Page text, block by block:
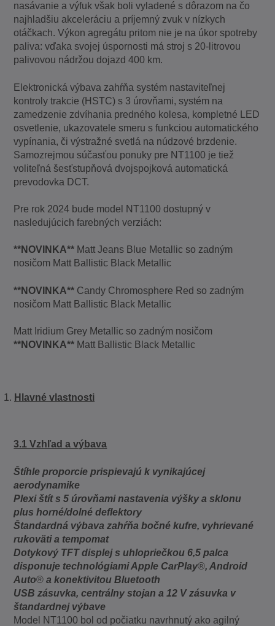
nasávanie a výfuk však boli vyladené s dôrazom na čo
najhladšiu akceleráciu a príjemný zvuk v nízkych
otáčkach. Výkon agregátu pritom nie je na úkor spotreby
paliva: vďaka svojej úspornosti má stroj s 20-litrovou
palivovou nádržou dojazd 400 km.
Elektronická výbava zahŕňa systém nastaviteľnej
kontroly trakcie (HSTC) s 3 úrovňami, systém na
zamedzenie zdvíhania predného kolesa, kompletné LED
osvetlenie, ukazovatele smeru s funkciou automatického
vypínania, či výstražné svetlá na núdzové brzdenie.
Samozrejmou súčasťou ponuky pre NT1100 je tiež
voliteľná šesťstupňová dvojspojková automatická
prevodovka DCT.
Pre rok 2024 bude model NT1100 dostupný v
nasledujúcich farebných verziách:
**NOVINKA** Matt Jeans Blue Metallic so zadným
nosičom Matt Ballistic Black Metallic
**NOVINKA** Candy Chromosphere Red so zadným
nosičom Matt Ballistic Black Metallic
Matt Iridium Grey Metallic so zadným nosičom
**NOVINKA** Matt Ballistic Black Metallic
Hlavné vlastnosti
3.1 Vzhľad a výbava
Štíhle proporcie prispievajú k vynikajúcej
aerodynamike
Plexi štít s 5 úrovňami nastavenia výšky a sklonu
plus horné/dolné deflektory
Štandardná výbava zahŕňa bočné kufre, vyhrievané
rukoväti a tempomat
Dotykový TFT displej s uhlopriečkou 6,5 palca
disponuje technológiami Apple CarPlay®, Android
Auto® a konektivitou Bluetooth
USB zásuvka, centrálny stojan a 12 V zásuvka v
štandardnej výbave
Model NT1100 bol od počiatku navrhnutý ako agilný